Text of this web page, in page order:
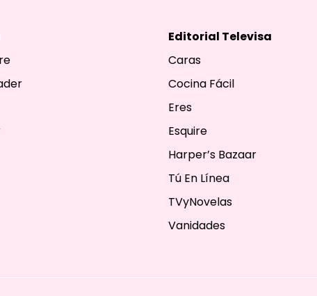
Editorial Televisa
Caras
Cocina Fácil
Eres
Esquire
Harper’s Bazaar
Tú En Línea
TVyNovelas
Vanidades